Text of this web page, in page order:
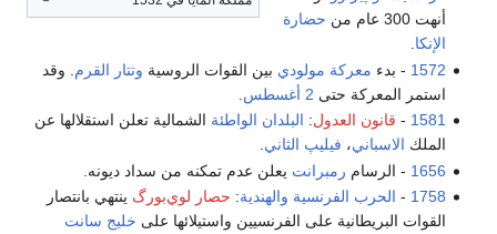
أنهت 300 عام من
حضارة
الإنكا.
1572 - بدء معركة مولودي بين القوات الروسية وتتار القرم . وقد
استمر المعركة حتى 2 أغسطس
1581
- قانون العدول: البلدان الواطئة الشمالية تعلن استقلالها عن
الملك الاسباني، فيليپ الثاني
1656 - الرسام رمبرانت يعلن عدم تمكنه من سداد ديونه.
1758
- الحرب الفرنسية والهندية: حصار لوي‌بورگ ينتهي بانتصار
القوات البريطانية على الفرنسيين واستيلائها على خليج سانت